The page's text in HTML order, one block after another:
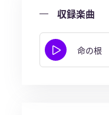
収録楽曲
命の根